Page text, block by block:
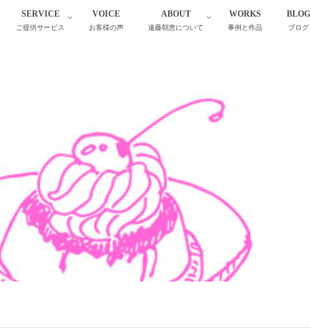
SERVICE
ご提供サービス
VOICE
お客様の声
ABOUT
遠藤朝恵について
WORKS
事例と作品
BLOG
ブログ